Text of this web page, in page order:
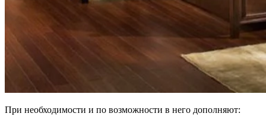
При необходимости и по возможности в него дополняют: